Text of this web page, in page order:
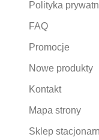
Polityka
FAQ
Promocje
Nowe produkty
Kontakt
Mapa strony
Sklep